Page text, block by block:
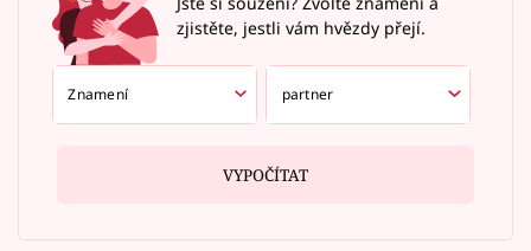
zjistěte, jestli vám hvězdy přejí.
VYPOČÍTAT